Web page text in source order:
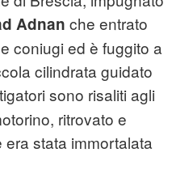
Adnan che entrato
coniugi ed è fuggito a
cilindrata guidato
sono risaliti agli
ritrovato e
stata immortalata